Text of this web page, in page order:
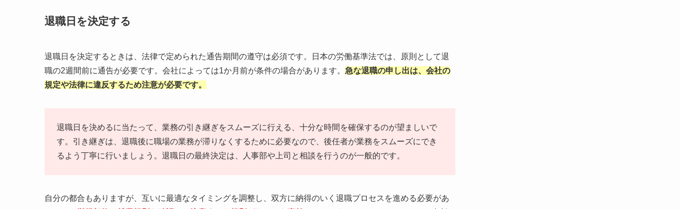
退職日を決定する
退職日を決定するときは、法律で定められた通告期間の遵守は必須です。日本の労働基準法では、原則として退
職の2週間前に通告が必要です。会社によっては1か月前が条件の場合があります。 急な退職の申し出は、会社の
規定や法律に違反するため注意が必要です。
退職日を決めるに当たって、業務の引き継ぎをスムーズに行える、十分な時間を確保するのが望ましいで
す。引き継ぎは、退職後に職場の業務が滞りなくするために必要なので、後任者が業務をスムーズにでき
るよう丁寧に行いましょう。退職日の最終決定は、人事部や上司と相談を行うのが一般的です。
自分の都合もありますが、互いに最適なタイミングを調整し、双方に納得のいく退職プロセスを進める必要があ